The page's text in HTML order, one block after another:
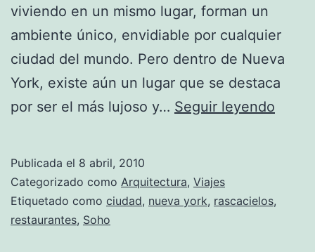
viviendo en un mismo lugar, forman un
ambiente único, envidiable por cualquier
ciudad del mundo. Pero dentro de Nueva
York, existe aún un lugar que se destaca
por ser el más lujoso y… Seguir leyendo
lugar
Publicada el 8 abril, 2010
Categorizado como Arquitectura, Viajes
Etiquetado como ciudad, nueva york, rascacielos,
restaurantes, Soho